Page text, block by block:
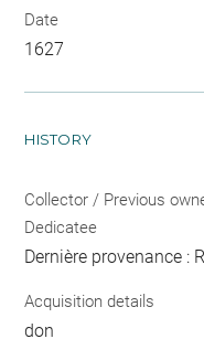
Date
1627
HISTORY
Collector / Previous
Dedicatee
Dernière provenance :
Acquisition details
don